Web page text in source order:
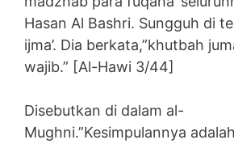
Hasan Al Bashri. Sungguh di
ijma’. Dia berkata,”khutbah
wajib.” [Al-Hawi 3/44]
Disebutkan di dalam al-
Mughni.”Kesimpulannya